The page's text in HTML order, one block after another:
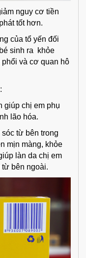
nguy cơ tiền
tốt hơn.
của tổ yến đối
sinh ra khỏe
phổi và cơ quan hô
giúp chị em phụ
lão hóa.
từ bên trong
mịn màng, khỏe
làn da chị em
từ bên ngoài.